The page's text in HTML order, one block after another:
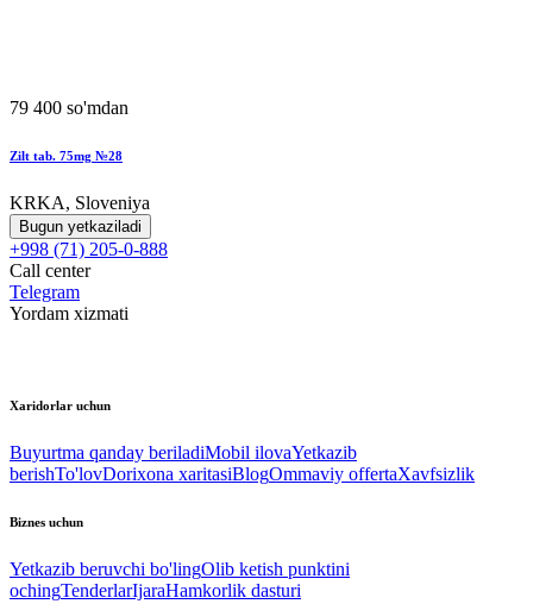
79 400 so'mdan
Zilt tab. 75mg №28
KRKA, Sloveniya
Bugun yetkaziladi
+998 (71) 205-0-888
Call center
Telegram
Yordam xizmati
Xaridorlar uchun
Buyurtma qanday beriladiMobil ilovaYetkazib
berishTo'lovDorixona xaritasiBlogOmmaviy offertaXavfsizlik
Biznes uchun
Yetkazib beruvchi bo'lingOlib ketish punktini
ochingTenderlarIjaraHamkorlik dasturi